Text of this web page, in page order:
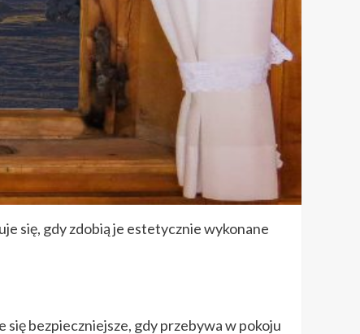
się, gdy zdobią je estetycznie wykonane
się bezpieczniejsze, gdy przebywa w pokoju